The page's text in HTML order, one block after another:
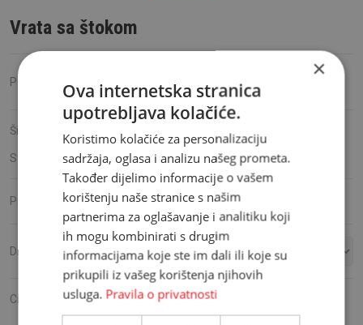
Vrata sa štokom
Podijeli:
Šifra proizvoda:
Stanje: Nedostupno
Proizvođač: Ambyenta
Dimenzije:
Cijena: 209,90 KM
×
Ova internetska stranica
upotrebljava kolačiće.
Koristimo kolačiće za personalizaciju
sadržaja, oglasa i analizu našeg prometa.
Također dijelimo informacije o vašem
korištenju naše stranice s našim
partnerima za oglašavanje i analitiku koji
ih mogu kombinirati s drugim
informacijama koje ste im dali ili koje su
prikupili iz vašeg korištenja njihovih
usluga. Pravila o privatnosti